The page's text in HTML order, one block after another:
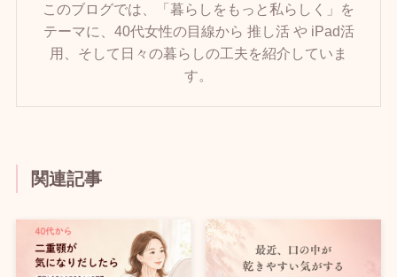
このブログでは、「暮らしをもっと私らしく」を
テーマに、40代女性の目線から 推し活 や iPad活
用、そして日々の暮らしの工夫を紹介していま
す。
関連記事